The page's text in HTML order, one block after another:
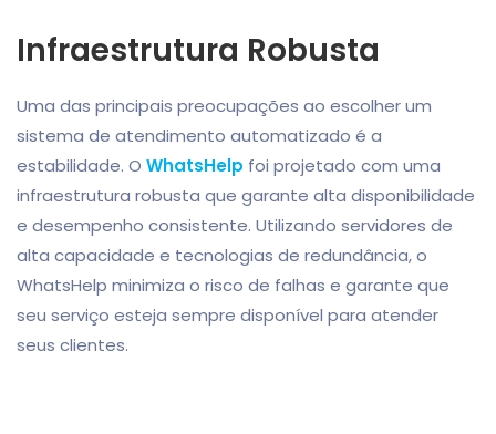
Infraestrutura Robusta
Uma das principais preocupações ao escolher um
sistema de atendimento automatizado é a
estabilidade. O WhatsHelp foi projetado com uma
infraestrutura robusta que garante alta disponibilidade
e desempenho consistente. Utilizando servidores de
alta capacidade e tecnologias de redundância, o
WhatsHelp minimiza o risco de falhas e garante que
seu serviço esteja sempre disponível para atender
seus clientes.